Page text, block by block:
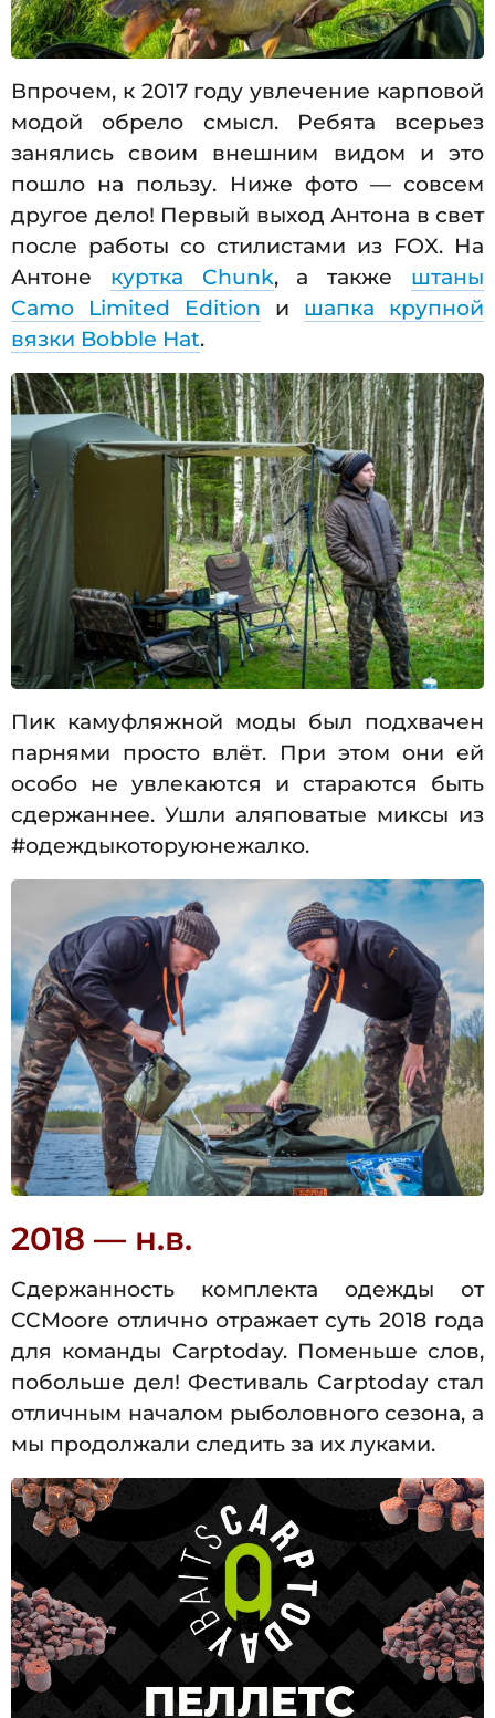
Впрочем, к 2017 году увлечение карповой
модой обрело смысл. Ребята всерьез
занялись своим внешним видом и это
пошло на пользу. Ниже фото — совсем
другое дело! Первый выход Антона в свет
после работы со стилистами из FOX. На
Антоне куртка Chunk, а также штаны
Camo Limited Edition и шапка крупной
вязки Bobble Hat.
Пик камуфляжной моды был подхвачен
парнями просто влёт. При этом они ей
особо не увлекаются и стараются быть
сдержаннее. Ушли аляповатые миксы из
#одеждыкоторуюнежалко.
2018 — н.в.
Сдержанность комплекта одежды от
CCMoore отлично отражает суть 2018 года
для команды Carptoday. Поменьше слов,
побольше дел! Фестиваль Carptoday стал
отличным началом рыболовного сезона, а
мы продолжали следить за их луками.